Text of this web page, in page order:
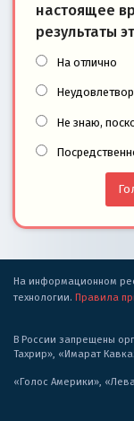
настоящее
результаты
На отлично
Не знаю,
На информационном
технологии. Правила
В России запрещены
Тахрир», «Имарат
«Голос Америки»,